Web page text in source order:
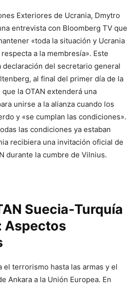
Exteriores de Ucrania, Dmytro
entrevista con Bloomberg TV que
«toda la situación y Ucrania
a la membresía». Este
declaración del secretario general
al final del primer día de la
la OTAN extenderá una
unirse a la alianza cuando los
y «se cumplan las condiciones».
las condiciones ya estaban
recibiera una invitación oficial de
durante la cumbre de Vilnius.
Suecia-Turquía
Aspectos
el terrorismo hasta las armas y el
Ankara a la Unión Europea. En